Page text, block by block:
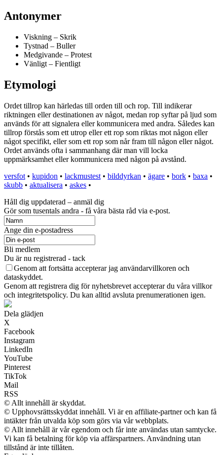
Antonymer
Viskning – Skrik
Tystnad – Buller
Medgivande – Protest
Vänligt – Fientligt
Etymologi
Ordet tillrop kan härledas till orden till och rop. Till indikerar
riktningen eller destinationen av något, medan rop syftar på ljud som
används för att signalera eller kommunicera med andra. Således kan
tillrop förstås som ett utrop eller ett rop som riktas mot någon eller
något specifikt, eller som ett rop som når fram till någon eller något.
Ordet används ofta i sammanhang där man vill locka
uppmärksamhet eller kommunicera med någon på avstånd.
versfot • kupidon • lackmustest • bilddyrkan • ägare • bork • baxa •
skubb • aktualisera • askes •
Håll dig uppdaterad – anmäl dig
Gör som tusentals andra - få våra bästa råd via e-post.
Ange din e-postadress
Bli medlem
Du är nu registrerad - tack
Genom att fortsätta accepterar jag användarvillkoren och
dataskyddet.
Genom att registrera dig för nyhetsbrevet accepterar du våra villkor
och integritetspolicy. Du kan alltid avsluta prenumerationen igen.
Dela glädjen
X
Facebook
Instagram
LinkedIn
YouTube
Pinterest
TikTok
Mail
RSS
© Allt innehåll är skyddat.
© Upphovsrättsskyddat innehåll. Vi är en affiliate-partner och kan få
intäkter från utvalda köp som görs via vår webbplats.
© Allt innehåll är vår egendom och får inte användas utan samtycke.
Vi kan få betalning för köp via affärspartners. Användning utan
tillstånd är inte tillåten.